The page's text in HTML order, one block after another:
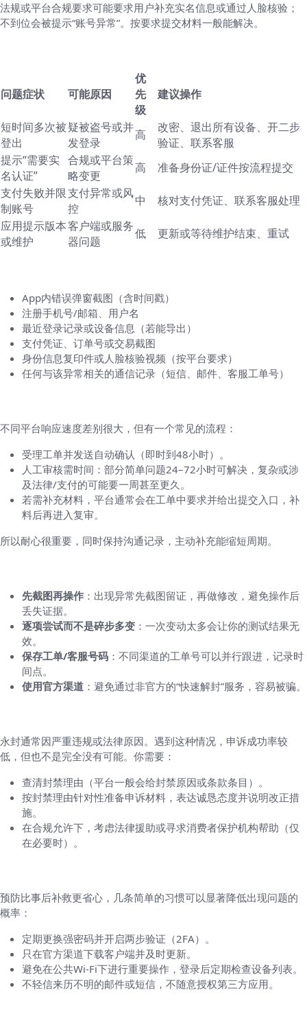
法规或平台合规要求可能要求用户补充实名信息或通过人脸核验；
不到位会被提示“账号异常”。按要求提交材料一般能解决。
问题症状 可能原因
优
先
级
建议操作
短时间多次被
登出
疑被盗号或并
发登录
高
改密、退出所有设备、开二步
验证、联系客服
提示“需要实
名认证”
合规或平台策
略变更
高
准备身份证/证件按流程提交
支付失败并限
制账号
支付异常或风
控
中
核对支付凭证、联系客服处理
应用提示版本
或维护
客户端或服务
器问题
低 更新或等待维护结束、重试
App内错误弹窗截图（含时间戳）
注册手机号/邮箱、用户名
最近登录记录或设备信息（若能导出）
支付凭证、订单号或交易截图
身份信息复印件或人脸核验视频（按平台要求）
任何与该异常相关的通信记录（短信、邮件、客服工单号）
不同平台响应速度差别很大，但有一个常见的流程：
受理工单并发送自动确认（即时到48小时）。
人工审核需时间：部分简单问题24–72小时可解决，复杂或涉
及法律/支付的可能要一周甚至更久。
若需补充材料，平台通常会在工单中要求并给出提交入口，补
料后再进入复审。
所以耐心很重要，同时保持沟通记录，主动补充能缩短周期。
先截图再操作 ：出现异常先截图留证，再做修改，避免操作后
丢失证据。
逐项尝试而不是碎步多变 ：一次变动太多会让你的测试结果无
效。
保存工单/客服号码 ：不同渠道的工单号可以并行跟进，记录时
间点。
使用官方渠道 ：避免通过非官方的“快速解封”服务，容易被骗。
永封通常因严重违规或法律原因。遇到这种情况，申诉成功率较
低，但也不是完全没有可能。你需要：
查清封禁理由（平台一般会给封禁原因或条款条目）。
按封禁理由针对性准备申诉材料，表达诚恳态度并说明改正措
施。
在合规允许下，考虑法律援助或寻求消费者保护机构帮助（仅
在必要时）。
预防比事后补救更省心，几条简单的习惯可以显著降低出现问题的
概率：
定期更换强密码并开启两步验证（2FA）。
只在官方渠道下载客户端并及时更新。
避免在公共Wi‑Fi下进行重要操作，登录后定期检查设备列表。
不轻信来历不明的邮件或短信，不随意授权第三方应用。